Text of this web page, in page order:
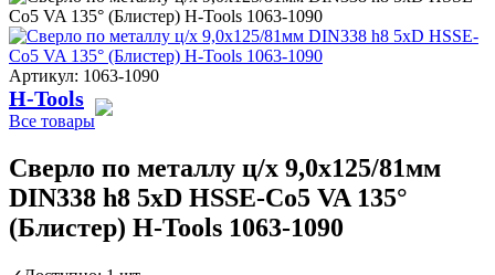
Артикул: 1063-1090
H-Tools
Все товары
Сверло по металлу ц/х 9,0x125/81мм
DIN338 h8 5xD HSSE-Co5 VA 135°
(Блистер) H-Tools 1063-1090